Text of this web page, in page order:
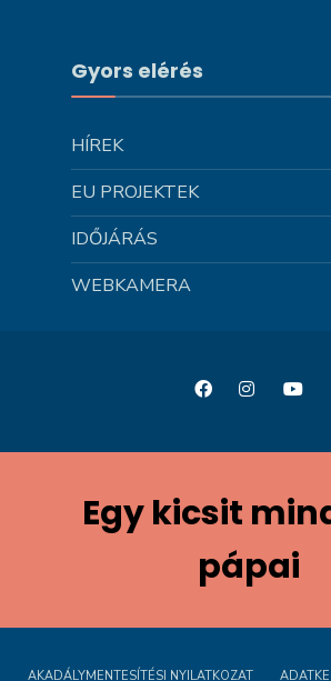
Gyors elérés
HÍREK
EU PROJEKTEK
IDŐJÁRÁS
WEBKAMERA
Egy kicsit
pápai
AKADÁLYMENTESÍTÉSI NYILATKOZAT